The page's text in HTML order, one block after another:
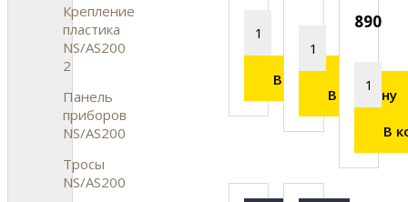
Крепление
пластика
NS/AS200
2
Панель
приборов
NS/AS200
Тросы
NS/AS200
В корзину
В корзину
890
В